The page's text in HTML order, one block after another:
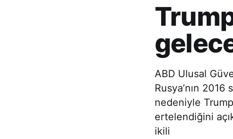
ABD Ulusal
Rusya’nın
nedeniyle
ertelendiğini
ikili